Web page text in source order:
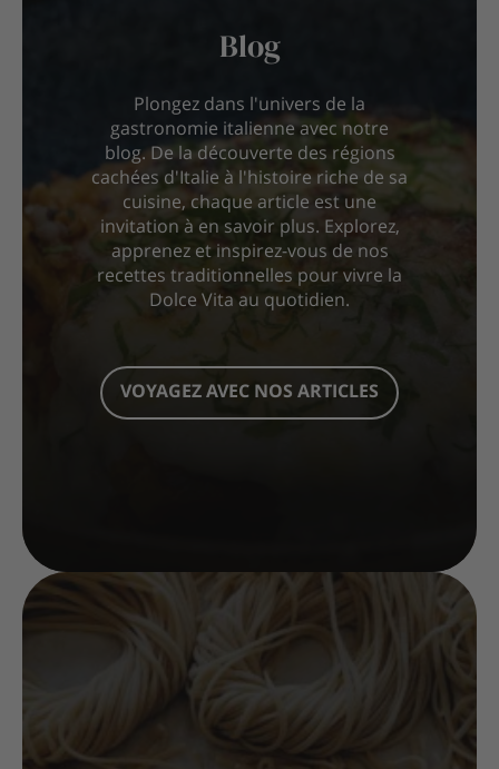
Blog
Plongez dans l'univers de la
gastronomie italienne avec notre
blog. De la découverte des régions
cachées d'Italie à l'histoire riche de sa
cuisine, chaque article est une
invitation à en savoir plus. Explorez,
apprenez et inspirez-vous de nos
recettes traditionnelles pour vivre la
Dolce Vita au quotidien.
VOYAGEZ AVEC NOS ARTICLES